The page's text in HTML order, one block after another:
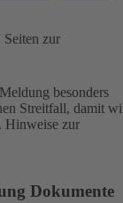
zur
besonders
Streitfall, damit
Hinweise zur
Dokumente